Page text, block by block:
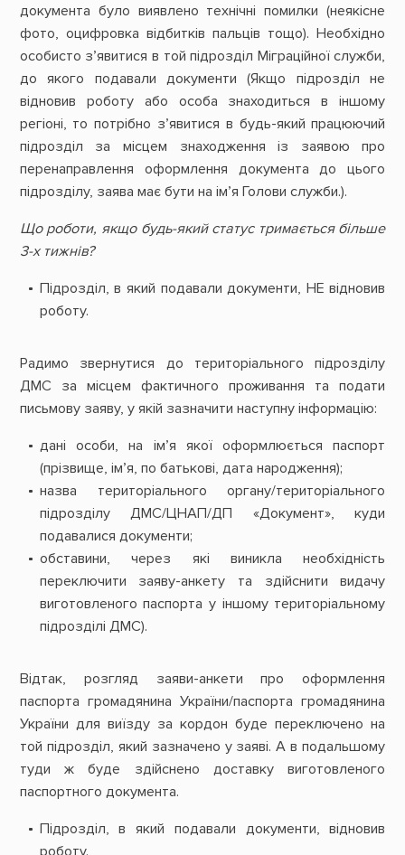
документа було виявлено технічні помилки (неякісне
фото, оцифровка відбитків пальців тощо). Необхідно
особисто з’явитися в той підрозділ Міграційної служби,
до якого подавали документи (Якщо підрозділ не
відновив роботу або особа знаходиться в іншому
регіоні, то потрібно з’явитися в будь-який працюючий
підрозділ за місцем знаходження із заявою про
перенаправлення оформлення документа до цього
підрозділу, заява має бути на ім’я Голови служби.).
Що роботи, якщо будь-який статус тримається більше
3-х тижнів?
Підрозділ, в який подавали документи, НЕ відновив
роботу.
Радимо звернутися до територіального підрозділу
ДМС за місцем фактичного проживання та подати
письмову заяву, у якій зазначити наступну інформацію:
дані особи, на ім’я якої оформлюється паспорт
(прізвище, ім’я, по батькові, дата народження);
назва територіального органу/територіального
підрозділу ДМС/ЦНАП/ДП «Документ», куди
подавалися документи;
обставини, через які виникла необхідність
переключити заяву-анкету та здійснити видачу
виготовленого паспорта у іншому територіальному
підрозділі ДМС).
Відтак, розгляд заяви-анкети про оформлення
паспорта громадянина України/паспорта громадянина
України для виїзду за кордон буде переключено на
той підрозділ, який зазначено у заяві. А в подальшому
туди ж буде здійснено доставку виготовленого
паспортного документа.
Підрозділ, в який подавали документи, відновив
роботу.